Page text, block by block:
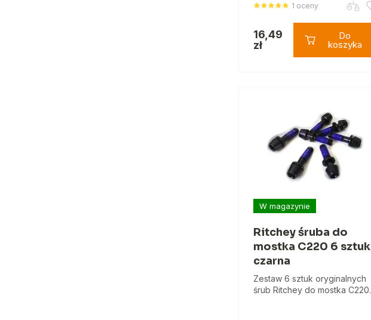
1 oceny
16,49
zł
Do
koszyka
W magazynie
Ritchey śruba do
mostka C220 6 sztuk
czarna
Zestaw 6 sztuk oryginalnych
śrub Ritchey do mostka C220.